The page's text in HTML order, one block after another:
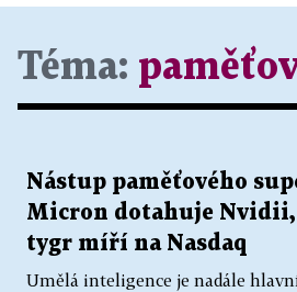
Téma:
Nástup paměťového
Micron dotahuje
tygr míří na Nasdaq
Umělá inteligence je nadále